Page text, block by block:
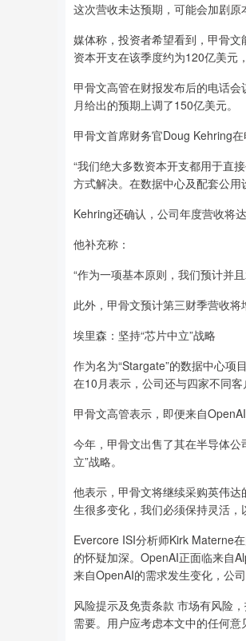
这次营收未达预期，可能会加剧
媒体称，投资者希望看到，甲骨
资本开支在该季度约为120亿美元
甲骨文高管在财报发布后的电话
月给出的预期上调了150亿美元。
甲骨文首席财务官Doug Kehring在
“我们绝大多数资本开支都用于直
方式解决。在数据中心及配套公
Kehring还确认，公司年度营收将
他补充称：
“作为一项基本原则，我们预计并
此外，甲骨文预计第三财季营收将
埃里森：坚持“芯片中立”战略
作为名为“Stargate”的数据中心项
在10月表示，公司还与四家不同
甲骨文高管表示，即便来自
今年，甲骨文出售了其在半导体
立”战略。
他表示，甲骨文将继续采购英伟
生很多变化，我们必须保持灵活，
Evercore ISI分析师Kirk Materne
的怀疑加深。OpenAI正面临来自
来自OpenAI的需求发生变化，公
风险提示及免责条款 市场有风险
需要。用户应考虑本文中的任何意